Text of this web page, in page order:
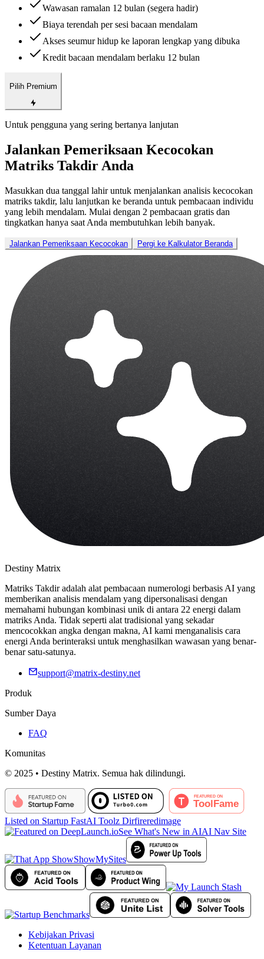
Wawasan ramalan 12 bulan (segera hadir)
Biaya terendah per sesi bacaan mendalam
Akses seumur hidup ke laporan lengkap yang dibuka
Kredit bacaan mendalam berlaku 12 bulan
Pilih Premium
Untuk pengguna yang sering bertanya lanjutan
Jalankan Pemeriksaan Kecocokan
Matriks Takdir Anda
Masukkan dua tanggal lahir untuk menjalankan analisis kecocokan
matriks takdir, lalu lanjutkan ke beranda untuk pembacaan individu
yang lebih mendalam. Mulai dengan 2 pembacaan gratis dan
tingkatkan hanya saat Anda membutuhkan lebih banyak.
Jalankan Pemeriksaan Kecocokan Pergi ke Kalkulator Beranda
Destiny Matrix
Matriks Takdir adalah alat pembacaan numerologi berbasis AI yang
memberikan analisis mendalam yang dipersonalisasi dengan
memahami hubungan kombinasi unik di antara 22 energi dalam
matriks Anda. Tidak seperti alat tradisional yang sekadar
mencocokkan angka dengan makna, AI kami menganalisis cara
energi Anda berinteraksi untuk menghasilkan wawasan yang benar-
benar satu-satunya.
support@matrix-destiny.net
Produk
Sumber Daya
FAQ
Komunitas
© 2025 • Destiny Matrix. Semua hak dilindungi.
Listed on Startup FastAI Toolz Dirfireredimage
See What's New in AIAI Nav Site
ShowMySites
Kebijakan Privasi
Ketentuan Layanan